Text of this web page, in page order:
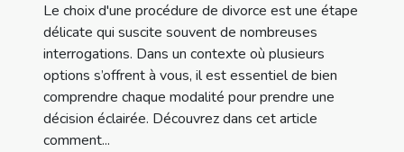
Le choix d'une procédure de divorce est une étape
délicate qui suscite souvent de nombreuses
interrogations. Dans un contexte où plusieurs
options s’offrent à vous, il est essentiel de bien
comprendre chaque modalité pour prendre une
décision éclairée. Découvrez dans cet article
comment...